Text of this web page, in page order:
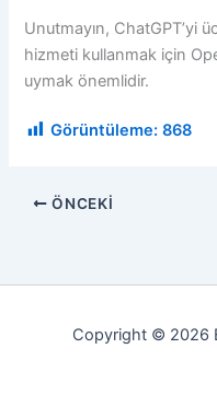
Unutmayın, ChatGPT’yi
hizmeti kullanmak için
uymak önemlidir.
Görüntüleme: 868
ÖNCEKI
Copyright © 2026